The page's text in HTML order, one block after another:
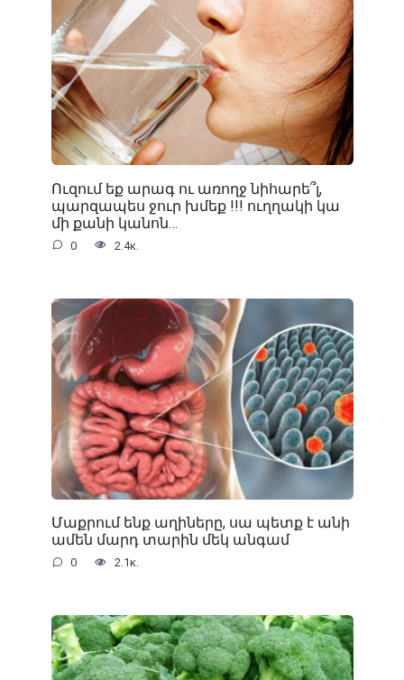
Ուզում եք արագ ու առողջ նիհարե՞լ,
պարզապես ջուր խմեք !!! ուղղակի կա
մի քանի կանոն…
0 2.4к.
Մաքրում ենք աղիները, սա պետք է անի
ամեն մարդ տարին մեկ անգամ
0 2.1к.